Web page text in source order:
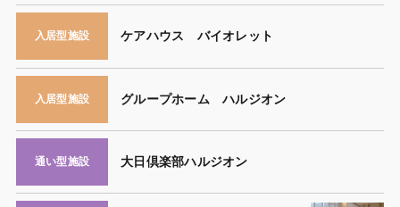
入居型施設 ケアハウス バイオレット
入居型施設 グループホーム ハルジオン
通い型施設 大日倶楽部ハルジオン